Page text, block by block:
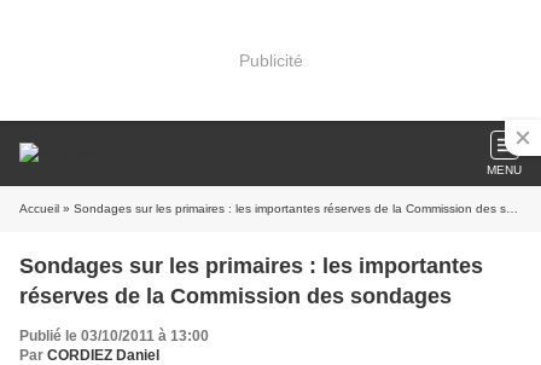
Publicité
MENU
Accueil » Sondages sur les primaires : les importantes réserves de la Commission des sondages
Sondages sur les primaires : les importantes
réserves de la Commission des sondages
Publié le 03/10/2011 à 13:00
Par CORDIEZ Daniel